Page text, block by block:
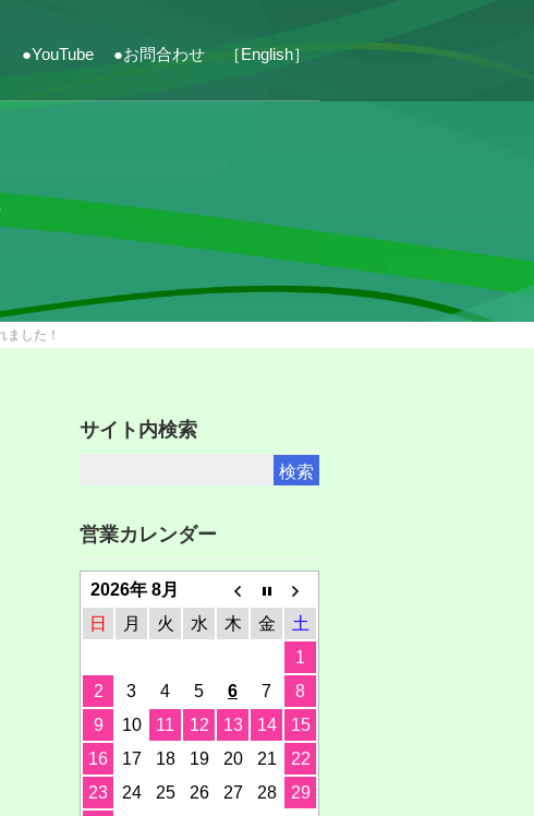
●YouTube ●お問合わせ ［English］
した！
サイト内検索
営業カレンダー
2026年 8月
日
月 火 水 木 金
土
1
2
3 4 5 6 7
8
9
10 11 12 13 14
15
16
17 18 19 20 21
22
23
24 25 26 27 28
29